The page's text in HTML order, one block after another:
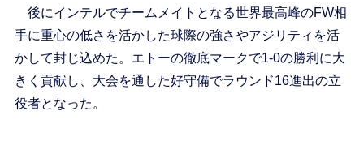
後にインテルでチームメイトとなる世界最高峰のFW相
手に重心の低さを活かした球際の強さやアジリティを活
かして封じ込めた。エトーの徹底マークで1-0の勝利に大
きく貢献し、大会を通した好守備でラウンド16進出の立
役者となった。